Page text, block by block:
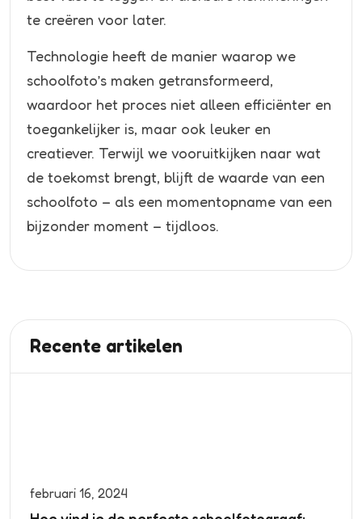
te creëren voor later.
Technologie heeft de manier waarop we
schoolfoto’s maken getransformeerd,
waardoor het proces niet alleen efficiënter en
toegankelijker is, maar ook leuker en
creatiever. Terwijl we vooruitkijken naar wat
de toekomst brengt, blijft de waarde van een
schoolfoto – als een momentopname van een
bijzonder moment – tijdloos.
Recente artikelen
februari 16, 2024